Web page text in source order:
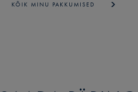
KÕIK MINU PAKKUMISED